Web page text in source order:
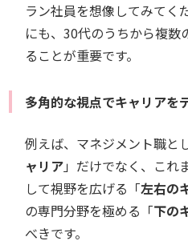
ラン社員を想像してみてく
にも、30代のうちから複数
ることが重要です。
多角的な視点でキャリアを
例えば、マネジメント職と
ャリア」だけでなく、これ
して視野を広げる「左右の
の専門分野を極める「下の
べきです。